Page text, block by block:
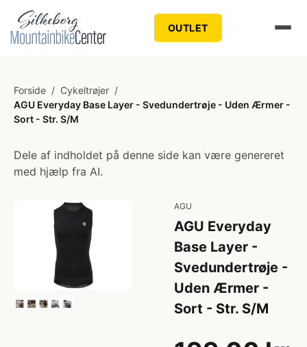
OUTLET
Forside / Cykeltrøjer /
AGU Everyday Base Layer - Svedundertrøje - Uden Ærmer -
Sort - Str. S/M
Dele af indholdet på denne side kan være genereret
med hjælp fra AI.
AGU
AGU Everyday
Base Layer -
Svedundertrøje -
Uden Ærmer -
Sort - Str. S/M